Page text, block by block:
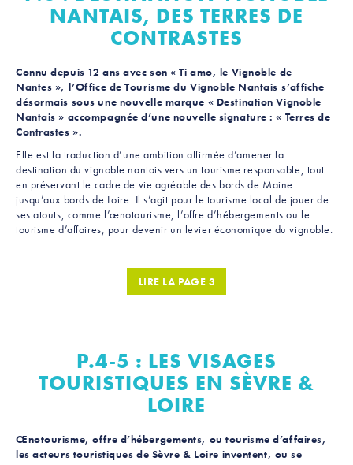
NANTAIS, DES TERRES DE
CONTRASTES
Connu depuis 12 ans avec son « Ti amo, le Vignoble de
Nantes », l’Office de Tourisme du Vignoble Nantais s’affiche
désormais sous une nouvelle marque « Destination Vignoble
Nantais » accompagnée d’une nouvelle signature : « Terres de
Contrastes ».
Elle est la traduction d’une ambition affirmée d’amener la
destination du vignoble nantais vers un tourisme responsable, tout
en préservant le cadre de vie agréable des bords de Maine
jusqu’aux bords de Loire. Il s’agit pour le tourisme local de jouer de
ses atouts, comme l’œnotourisme, l’offre d’hébergements ou le
tourisme d’affaires, pour devenir un levier économique du vignoble.
LIRE LA PAGE 3
P.4-5 : LES VISAGES
TOURISTIQUES EN SÈVRE &
LOIRE
Œnotourisme, offre d’hébergements, ou tourisme d’affaires,
les acteurs touristiques de Sèvre & Loire inventent, ou se